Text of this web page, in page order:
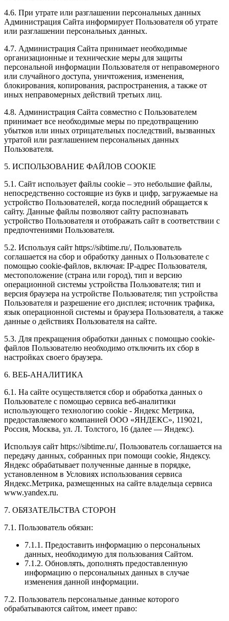
4.6. При утрате или разглашении персональных данных
Администрация Сайта информирует Пользователя об утрате
или разглашении персональных данных.
4.7. Администрация Сайта принимает необходимые
организационные и технические меры для защиты
персональной информации Пользователя от неправомерного
или случайного доступа, уничтожения, изменения,
блокирования, копирования, распространения, а также от
иных неправомерных действий третьих лиц.
4.8. Администрация Сайта совместно с Пользователем
принимает все необходимые меры по предотвращению
убытков или иных отрицательных последствий, вызванных
утратой или разглашением персональных данных
Пользователя.
5. ИСПОЛЬЗОВАНИЕ ФАЙЛОВ COOKIE
5.1. Сайт использует файлы cookie – это небольшие файлы,
непосредственно состоящие из букв и цифр, загружаемые на
устройство Пользователей, когда последний обращается к
сайту. Данные файлы позволяют сайту распознавать
устройство Пользователя и отображать сайт в соответствии с
предпочтениями Пользователя.
5.2. Используя сайт https://sibtime.ru/, Пользователь
соглашается на сбор и обработку данных о Пользователе с
помощью cookie-файлов, включая: IP-адрес Пользователя,
местоположение (страна или город), тип и версию
операционной системы устройства Пользователя; тип и
версия браузера на устройстве Пользователя; тип устройства
Пользователя и разрешение его дисплея; источник трафика,
язык операционной системы и браузера Пользователя, а также
данные о действиях Пользователя на сайте.
5.3. Для прекращения обработки данных с помощью cookie-
файлов Пользователю необходимо отключить их сбор в
настройках своего браузера.
6. ВЕБ-АНАЛИТИКА
6.1. На сайте осуществляется сбор и обработка данных о
Пользователе с помощью сервиса веб-аналитики
использующего технологию cookie - Яндекс Метрика,
предоставляемого компанией ООО «ЯНДЕКС», 119021,
Россия, Москва, ул. Л. Толстого, 16 (далее — Яндекс).
Используя сайт https://sibtime.ru/, Пользователь соглашается на
передачу данных, собранных при помощи cookie, Яндексу.
Яндекс обрабатывает полученные данные в порядке,
установленном в Условиях использования сервиса
Яндекс.Метрика, размещенных на сайте владельца сервиса
www.yandex.ru.
7. ОБЯЗАТЕЛЬСТВА СТОРОН
7.1. Пользователь обязан:
7.1.1. Предоставить информацию о персональных
данных, необходимую для пользования Сайтом.
7.1.2. Обновлять, дополнять предоставленную
информацию о персональных данных в случае
изменения данной информации.
7.2. Пользователь персональные данные которого
обрабатываются сайтом, имеет право: